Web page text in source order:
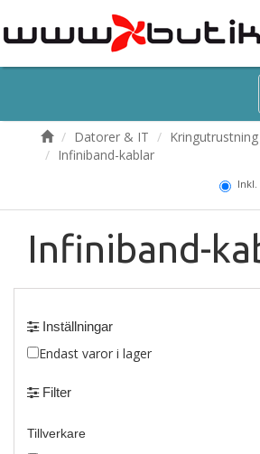
Datorer & IT Kringutrustning
Infiniband-kablar
Infiniband-
Inställningar
Endast varor i lager
Filter
Tillverkare